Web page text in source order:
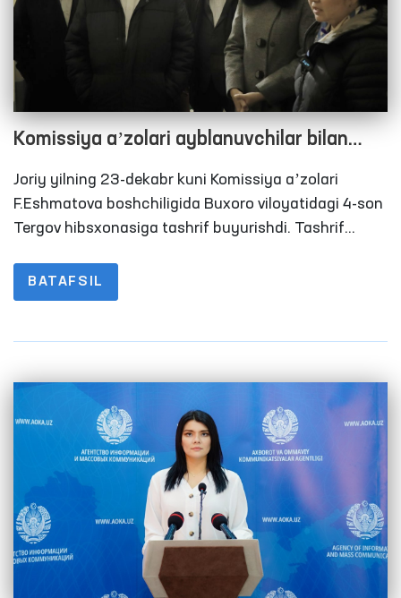
Komissiya aʼzolari ayblanuvchilar bilan
suhbatlashishdi
Joriy yilning 23-dekabr kuni Komissiya aʼzolari
F.Eshmatova boshchiligida Buxoro viloyatidagi 4-son
Tergov hibsxonasiga tashrif buyurishdi. Tashrif
va oziq-ovqat taʼminoti o‘rganildi.
BATAFSIL